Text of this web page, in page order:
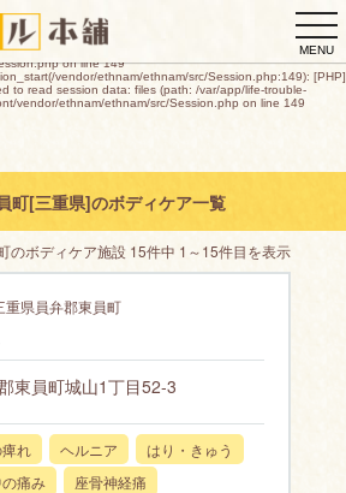
var/app/life-trouble-
がありません (28) in /var/app/life-trouble-
on line 149
vendor/ethnam/ethnam/src/Session.php:149): [PHP]
to read session data: files (path: /var/app/life-trouble-
vendor/ethnam/ethnam/src/Session.php on line 149
MENU
町[三重県]のボディケア一覧
のボディケア施設 15件中 1～15件目を表示
県員弁郡東員町
東員町城山1丁目52-3
れ ヘルニア
はり・きゅう
痛み 座骨神経痛